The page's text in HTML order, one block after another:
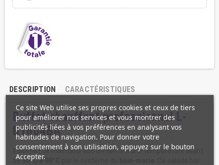
DESCRIPTION CARACTÉRISTIQUES
Buffet chauffant professionnel L-
B1604BA
Il permet de maintenir vos aliments à une température allant
de50°C à 90°C
Ce site Web utilise ses propres cookies et ceux de tiers
pour améliorer nos services et vous montrer des
publicités liées à vos préférences en analysant vos
habitudes de navigation. Pour donner votre
consentement à son utilisation, appuyez sur le bouton
Accepter.